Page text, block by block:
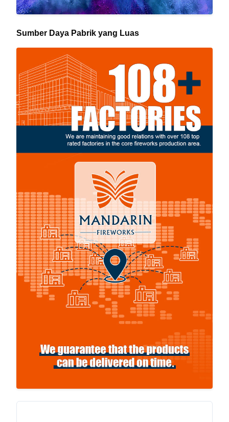
Sumber Daya Pabrik yang Luas